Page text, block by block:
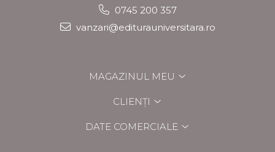
0745 200 357
vanzari@editurauniversitara.ro
MAGAZINUL MEU
CLIENȚI
DATE COMERCIALE